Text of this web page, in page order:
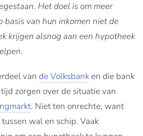
Het doel is om meer
basis van hun inkomen niet de
krijgen alsnog aan een hypotheek
van de Volksbank en die bank
zorgen over de situatie van
. Niet ten onrechte, want
wal en schip. Vaak